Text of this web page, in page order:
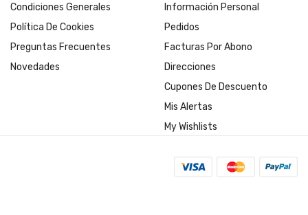
Condiciones Generales
Política De Cookies
Preguntas Frecuentes
Novedades
Información Personal
Pedidos
Facturas Por Abono
Direcciones
Cupones De Descuento
Mis Alertas
My Wishlists